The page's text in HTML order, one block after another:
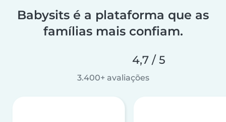
Babysits é a plataforma que as
famílias mais confiam.
4,7 / 5
3.400+ avaliações